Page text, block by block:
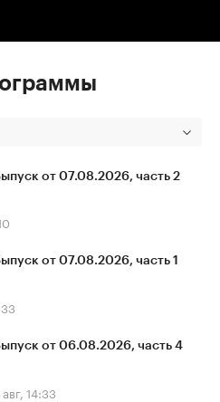
от 07.08.2026, часть 2
от 07.08.2026, часть 1
от 06.08.2026, часть 4
14:33